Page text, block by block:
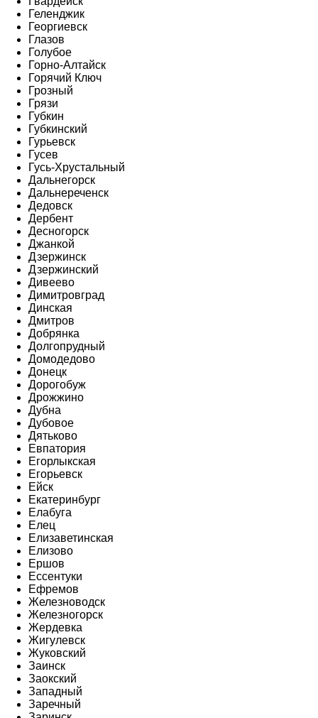
Геленджик
Георгиевск
Глазов
Голубое
Горно-Алтайск
Горячий Ключ
Грозный
Грязи
Губкин
Губкинский
Гурьевск
Гусев
Гусь-Хрустальный
Дальнегорск
Дальнереченск
Дедовск
Дербент
Десногорск
Джанкой
Дзержинск
Дзержинский
Дивеево
Димитровград
Динская
Дмитров
Добрянка
Долгопрудный
Домодедово
Донецк
Дорогобуж
Дрожжино
Дубна
Дубовое
Дятьково
Евпатория
Егорлыкская
Егорьевск
Ейск
Екатеринбург
Елабуга
Елец
Елизаветинская
Елизово
Ершов
Ессентуки
Ефремов
Железноводск
Железногорск
Жердевка
Жигулевск
Жуковский
Заинск
Заокский
Западный
Заречный